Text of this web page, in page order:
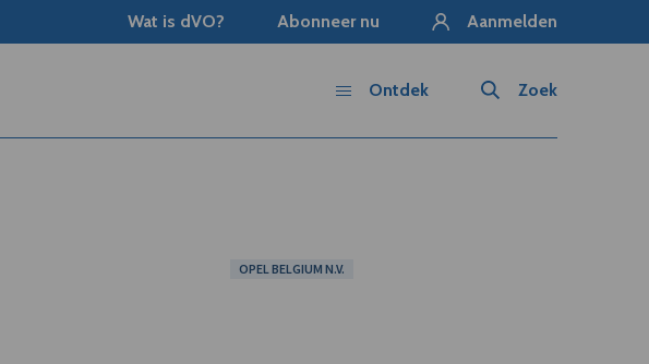
Wat is dVO? Abonneer nu Aanmelden
Zoek
Ontdek
OPEL BELGIUM N.V.